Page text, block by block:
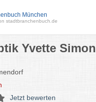
München
stadtbranchenbuch.de
Yvette Simon
Jetzt bewerten